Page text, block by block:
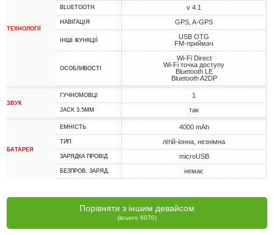
ТЕХНОЛОГІЇ
BLUETOOTH v 4.1
НАВІГАЦІЯ GPS, A-GPS
ІНШІ ФУНКЦІЇ
USB OTG
FM-приймач
ОСОБЛИВОСТІ
Wi-Fi Direct
Wi-Fi точка доступу
Bluetooth LE
Bluetooth A2DP
ЗВУК
ГУЧНОМОВЦІ 1
JACK 3.5MM так
БАТАРЕЯ
ЕМНІСТЬ 4000 mAh
ТИП літій-іонна, незнімна
ЗАРЯДКА ПРОВІД microUSB
БЕЗПРОВ. ЗАРЯД. немає
Порівняти з іншим девайсом
(всього 6070)